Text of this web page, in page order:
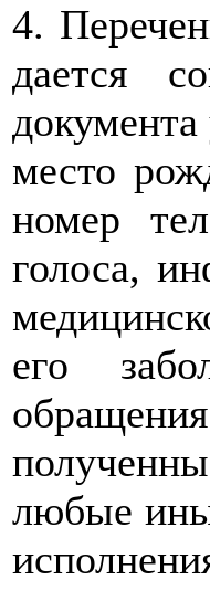
4.
дается
место
номер
голоса,
его
любые